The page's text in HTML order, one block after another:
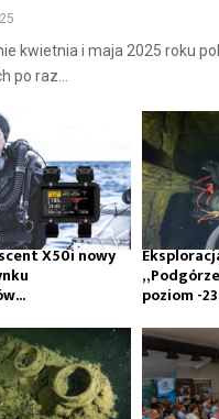
kwietnia i maja 2025 roku
po raz...
X50i nowy
poziom -